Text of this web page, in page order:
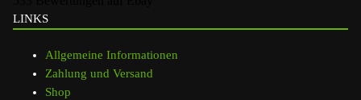
LINKS
Allgemeine Informationen
Zahlung und Versand
Shop